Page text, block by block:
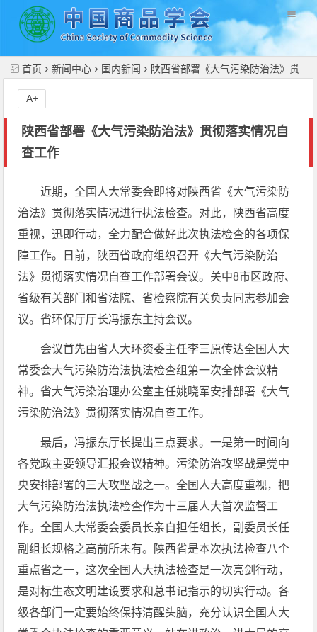
首页 新闻中心 国内新闻 陕西省部署《大气污染防治法》贯彻落实情况自查工作
陕西省部署《大气污染防治法》贯彻落实情况自
查工作
A+
近期，全国人大常委会即将对陕西省《大气污染防
治法》贯彻落实情况进行执法检查。对此，陕西省高度
重视，迅即行动，全力配合做好此次执法检查的各项保
障工作。日前，陕西省政府组织召开《大气污染防治
法》贯彻落实情况自查工作部署会议。关中8市区政府、
省级有关部门和省法院、省检察院有关负责同志参加会
议。省环保厅厅长冯振东主持会议。
会议首先由省人大环资委主任李三原传达全国人大
常委会大气污染防治法执法检查组第一次全体会议精
神。省大气污染治理办公室主任姚晓军安排部署《大气
污染防治法》贯彻落实情况自查工作。
最后，冯振东厅长提出三点要求。一是第一时间向
各党政主要领导汇报会议精神。污染防治攻坚战是党中
央安排部署的三大攻坚战之一。全国人大高度重视，把
大气污染防治法执法检查作为十三届人大首次监督工
作。全国人大常委会委员长亲自担任组长，副委员长任
副组长规格之高前所未有。陕西省是本次执法检查八个
重点省之一，这次全国人大执法检查是一次亮剑行动，
是对标生态文明建设要求和总书记指示的切实行动。各
级各部门一定要始终保持清醒头脑，充分认识全国人大